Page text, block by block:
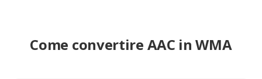
Come convertire AAC in WMA